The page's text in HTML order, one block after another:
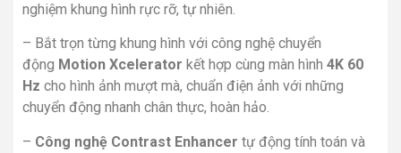
nghiệm khung hình rực rỡ, tự nhiên.
– Bắt trọn từng khung hình với công nghệ chuyển
động Motion Xcelerator kết hợp cùng màn hình 4K 60
Hz cho hình ảnh mượt mà, chuẩn điện ảnh với những
chuyển động nhanh chân thực, hoàn hảo.
– Công nghệ Contrast Enhancer tự động tính toán và